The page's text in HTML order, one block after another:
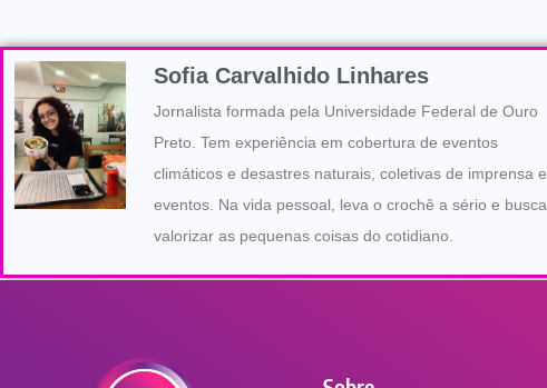
Sofia Carvalhido Linhares
Jornalista formada pela Universidade Federal de Ouro
Preto. Tem experiência em cobertura de eventos
climáticos e desastres naturais, coletivas de imprensa e
eventos. Na vida pessoal, leva o crochê a sério e busca
valorizar as pequenas coisas do cotidiano.